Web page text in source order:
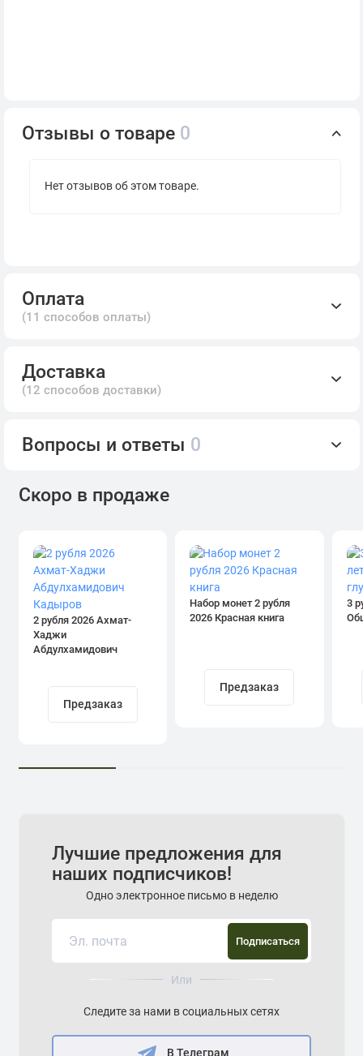
Отзывы о товаре 0
Нет отзывов об этом товаре.
Оплата
(11 способов оплаты)
Доставка
(12 способов доставки)
Вопросы и ответы 0
Скоро в продаже
2 рубля 2026 Ахмат-
Хаджи
Абдулхамидович
Предзаказ
Набор монет 2 рубля
2026 Красная книга
Предзаказ
3
Лучшие предложения для
наших подписчиков!
Одно электронное письмо в неделю
Подписаться
Или
Следите за нами в социальных сетях